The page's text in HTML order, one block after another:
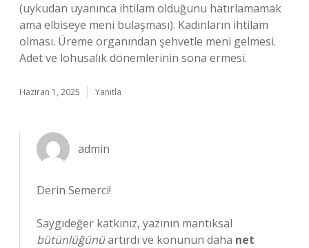
(uykudan uyanınca ihtilam olduğunu hatırlamamak
ama elbiseye meni bulaşması). Kadınların ihtilam
olması. Üreme organından şehvetle meni gelmesi.
Adet ve lohusalık dönemlerinin sona ermesi.
Haziran 1, 2025 Yanıtla
admin
Derin Semerci!
Saygıdeğer katkınız, yazının mantıksal
bütünlüğünüartırdı ve konunun daha net